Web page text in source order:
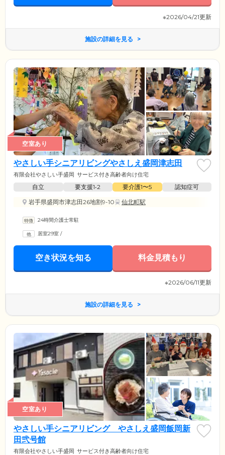
※2026/04/21更新
施設の詳細を見る
空室あり
やさしい手シニアリビングやさしえ盛岡津志田
有限会社やさしい手盛岡 サービス付き高齢者向け住宅
自立 要支援1•2 要介護1〜5
認知症可
岩手県盛岡市津志田26地割9-10
仙北町駅
24時間介護士常駐
居室29室 /
空き状況を知る 料金見積もり
※2026/06/11更新
施設の詳細を見る
空室あり
やさしい手シニアリビング やさしえ盛岡飯岡新
田弐号館
有限会社やさしい手盛岡 サービス付き高齢者向け住宅